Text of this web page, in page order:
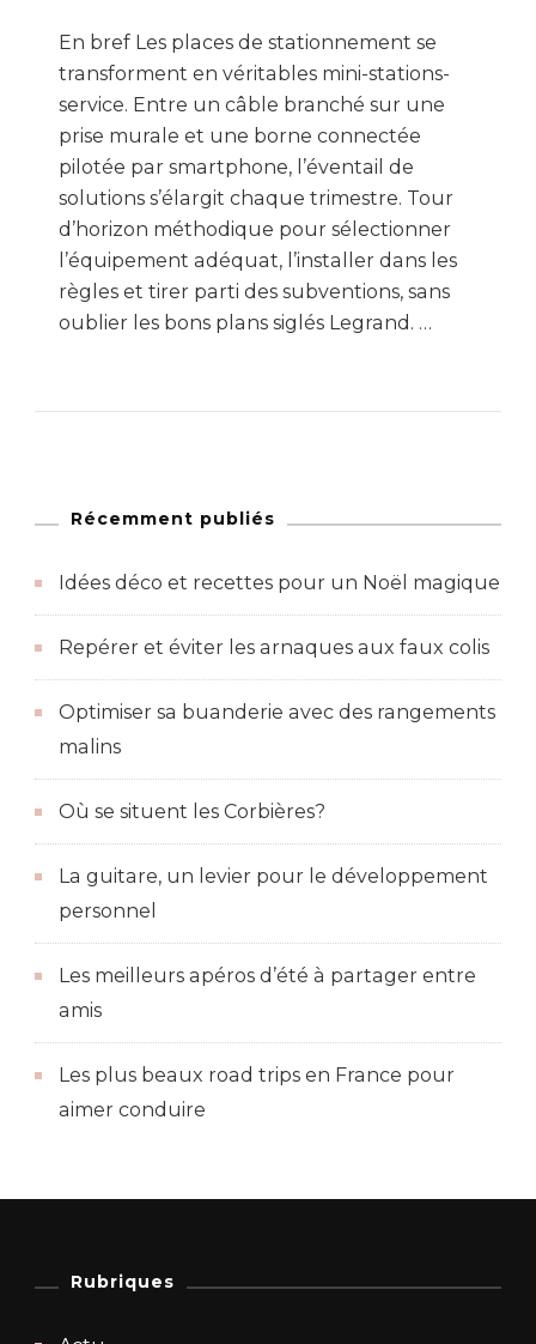
En bref Les places de stationnement se
transforment en véritables mini-stations-
service. Entre un câble branché sur une
prise murale et une borne connectée
pilotée par smartphone, l’éventail de
solutions s’élargit chaque trimestre. Tour
d’horizon méthodique pour sélectionner
l’équipement adéquat, l’installer dans les
règles et tirer parti des subventions, sans
oublier les bons plans siglés Legrand. …
Récemment publiés
Idées déco et recettes pour un Noël magique
Repérer et éviter les arnaques aux faux colis
Optimiser sa buanderie avec des rangements
malins
Où se situent les Corbières?
La guitare, un levier pour le développement
personnel
Les meilleurs apéros d’été à partager entre
amis
Les plus beaux road trips en France pour
aimer conduire
Rubriques